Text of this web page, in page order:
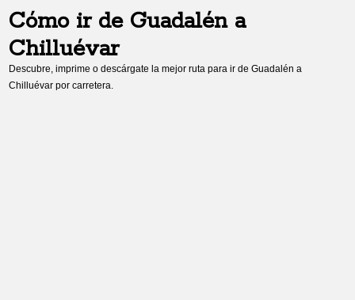
Cómo ir de Guadaléna
Chilluévar
Descubre, imprime o descárgate la mejor ruta para ir deGuadalén a
Chilluévar por carretera.